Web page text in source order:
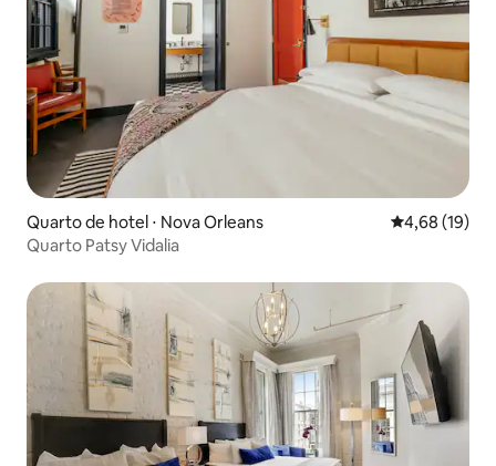
Quarto de hotel ⋅ Nova Orleans 4,68 de uma
4,68 (19)
Quarto Patsy Vidalia